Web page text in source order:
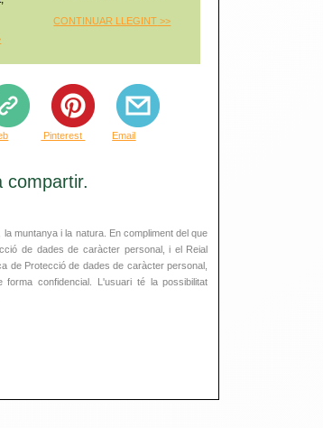
CONTINUAR LLEGINT >>
Pinterest Email
compartir.
muntanya i la natura. En compliment del que
de dades de caràcter personal, i el Reial
de Protecció de dades de caràcter personal,
confidencial. L'usuari té la possibilitat